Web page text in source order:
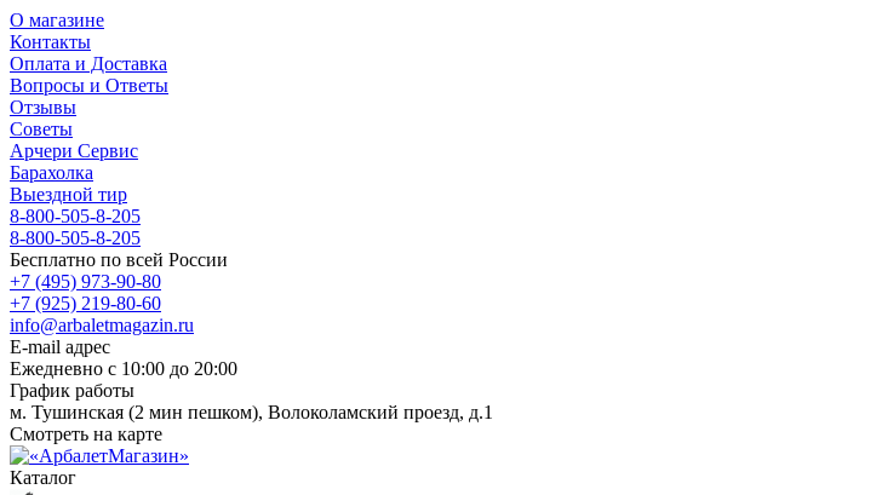
О магазине
Контакты
Оплата и Доставка
Вопросы и Ответы
Отзывы
Советы
Арчери Сервис
Барахолка
Выездной тир
8-800-505-8-205
8-800-505-8-205
Бесплатно по всей России
+7 (495) 973-90-80
+7 (925) 219-80-60
info@arbaletmagazin.ru
E-mail адрес
Ежедневно с 10:00 до 20:00
График работы
м. Тушинская (2 мин пешком), Волоколамский проезд, д.1
Смотреть на карте
Каталог